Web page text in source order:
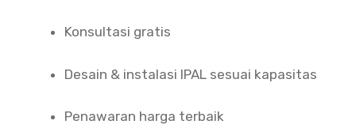
Konsultasi gratis
Desain & instalasi IPAL sesuai kapasitas
Penawaran harga terbaik